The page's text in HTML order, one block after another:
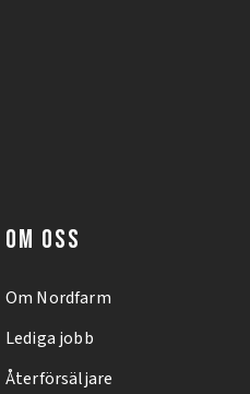
OM OSS
Om Nordfarm
Lediga jobb
Återförsäljare